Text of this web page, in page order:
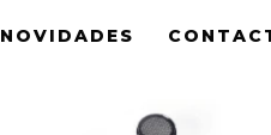
NOVIDADES